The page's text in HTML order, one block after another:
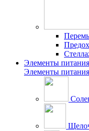
Элементы питания
Элементы питания